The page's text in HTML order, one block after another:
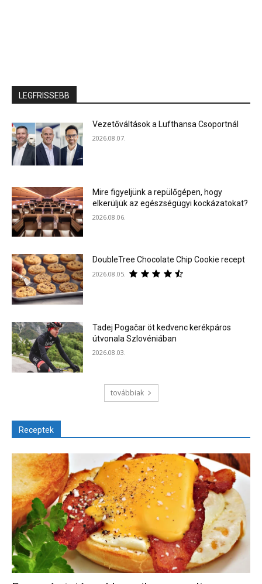
LEGFRISSEBB
Vezetőváltások a Lufthansa Csoportnál
2026.08.07.
Mire figyeljünk a repülőgépen, hogy
elkerüljük az egészségügyi kockázatokat?
2026.08.06.
DoubleTree Chocolate Chip Cookie recept
2026.08.05.
Tadej Pogačar öt kedvenc kerékpáros
útvonala Szlovéniában
2026.08.03.
továbbiak
Receptek